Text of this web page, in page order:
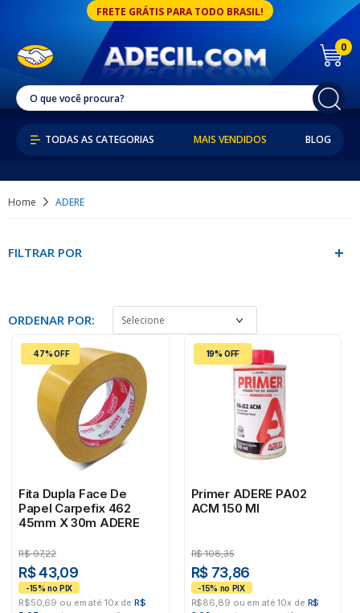
FRETE GRÁTIS PARA TODO BRASIL!
0
MAIS VENDIDOS BLOG
Home ADERE
FILTRAR POR
ORDENAR POR:
47% OFF
Fita Dupla Face De
Papel Carpefix 462
45mm X 30m ADERE
R$ 97,22
R$ 43,09
R$50,69 ou em até 10x de R$
19% OFF
Primer ADERE PA02
ACM 150 Ml
R$ 108,35
R$ 73,86
R$86,89 ou em até 10x de R$